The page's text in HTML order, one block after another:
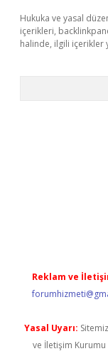
Hukuka ve yasal
içerikleri,
halinde, ilgili içerikler
Reklam ve
Yasal Uyarı:
ve İletişim Kurumu